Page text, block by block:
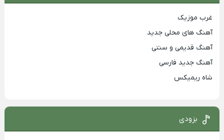
غرب موزیک
آهنگ های محلی جدید
آهنگ قدیمی و سنتی
آهنگ جدید فارسی
شاه ریمیکس
بزودی